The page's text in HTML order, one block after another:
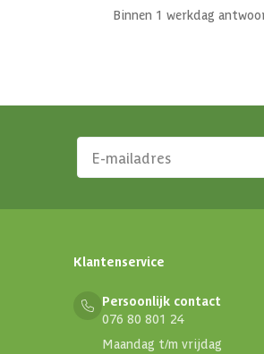
Binnen 1 werkdag
Klantenservice
Persoonlijk contact
076 80 801 24
Maandag t/m vrijdag